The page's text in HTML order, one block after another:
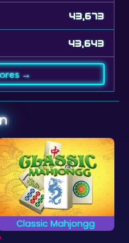
43,673
43,643
→
Grab It